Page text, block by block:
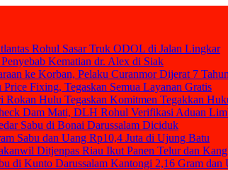
Rohul Sasar Truk ODOL di Jalan Lingkar
Kematian dr. Alex di Siak
ke Korban, Pelaku Curanmor Dijerat 7
Price Fixing, Tegaskan Semua Layanan Gratis
Hulu Tegaskan Komitmen Tegakkan
Dam Mati, DLH Rohul Verifikasi Aduan
Sabu di Bonai Darussalam Diciduk
Sabu dan Uang Rp10,4 Juta di Ujung Batu
Ditjenpas Riau Ikut Panen Telur dan
di Kunto Darussalam Kantongi 2,16 Gram dan